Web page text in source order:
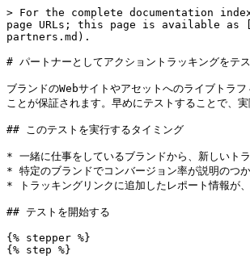
> For the complete documentation
page URLs; this page is available as
partners.md).
# パートナーとしてアクショントラッキングをテ
ブランドのWebサイトやアセットへのライブトラ
ことが保証されます。早めにテストすることで、
## このテストを実行するタイミング
* 一緒に仕事をしているブランドから、新しいト
* 特定のブランドでコンバージョン率が説明のつ
* トラッキングリンクに追加したレポート情報が
## テストを開始する
{% stepper %}
{% step %}